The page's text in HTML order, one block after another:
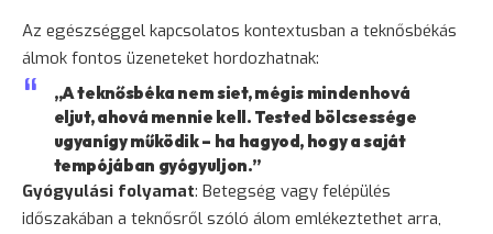
Az egészséggel kapcsolatos kontextusban a teknősbékás
álmok fontos üzeneteket hordozhatnak:
„A teknősbéka nem siet, mégis mindenhová
eljut, ahová mennie kell. Tested bölcsessége
ugyanígy működik – ha hagyod, hogy a saját
tempójában gyógyuljon.”
Gyógyulási folyamat: Betegség vagy felépülés
időszakában a teknősről szóló álom emlékeztethet arra,